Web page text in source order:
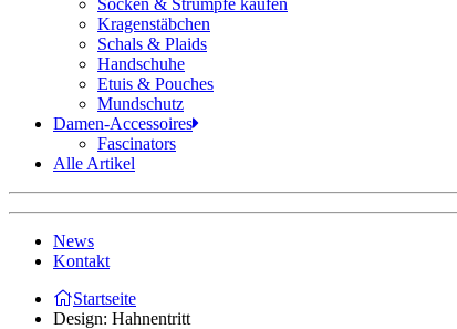
Kragenstäbchen
Schals & Plaids
Handschuhe
Etuis & Pouches
Mundschutz
Damen-Accessoires
Fascinators
Alle Artikel
News
Kontakt
Startseite
Design: Hahnentritt